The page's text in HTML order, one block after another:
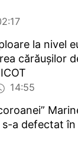
la nivel
cărăușilor
14:55
a defectat în